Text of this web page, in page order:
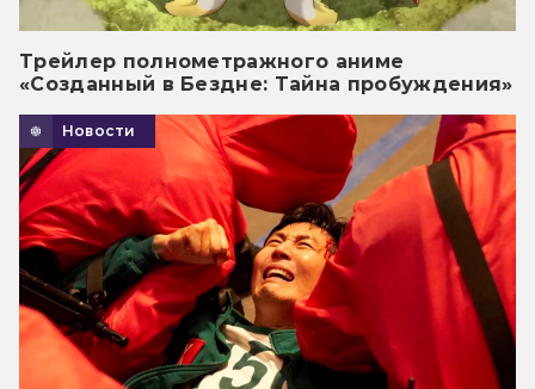
Трейлер полнометражного аниме
«Созданный в Бездне: Тайна пробуждения»
Новости